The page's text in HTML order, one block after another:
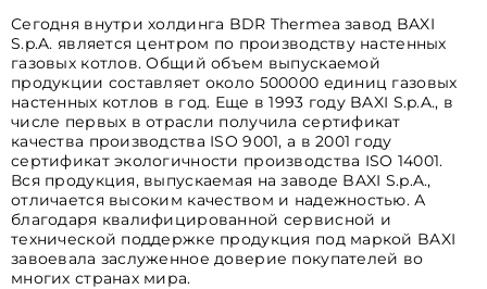
Сегодня внутри холдинга BDR Thermea завод BAXI
S.p.A. является центром по производству настенных
газовых котлов. Общий объем выпускаемой
продукции составляет около 500000 единиц газовых
настенных котлов в год. Еще в 1993 году BAXI S.p.A., в
числе первых в отрасли получила сертификат
качества производства ISO 9001, а в 2001 году
сертификат экологичности производства ISO 14001.
Вся продукция, выпускаемая на заводе BAXI S.p.A.,
отличается высоким качеством и надежностью. А
благодаря квалифицированной сервисной и
технической поддержке продукция под маркой BAXI
завоевала заслуженное доверие покупателей во
многих странах мира.